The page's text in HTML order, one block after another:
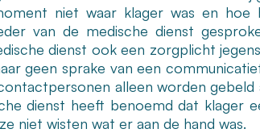
niet waar klager was en hoe
van de medische dienst
dienst ook een zorgplicht
geen sprake van een
alleen worden
dienst heeft benoemd dat klager
niet wisten wat er aan de hand was.